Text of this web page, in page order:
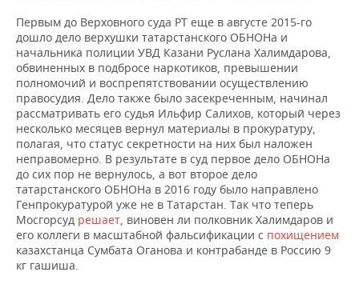
Первым до Верховного суда РТ еще в августе 2015-го
дошло дело верхушки татарстанского ОБНОНа и
начальника полиции УВД Казани Руслана Халимдарова,
обвиненных в подбросе наркотиков, превышении
полномочий и воспрепятствовании осуществлению
правосудия. Дело также было засекреченным, начинал
рассматривать его судья Ильфир Салихов, который через
несколько месяцев вернул материалы в прокуратуру,
полагая, что статус секретности на них был наложен
неправомерно. В результате в суд первое дело ОБНОНа
до сих пор не вернулось, а вот второе дело
татарстанского ОБНОНа в 2016 году было направлено
Генпрокуратурой уже не в Татарстан. Так что теперь
Мосгорсуд решает, виновен ли полковник Халимдаров и
его коллеги в масштабной фальсификации с похищением
казахстанца Сумбата Оганова и контрабанде в Россию 9
кг гашиша.